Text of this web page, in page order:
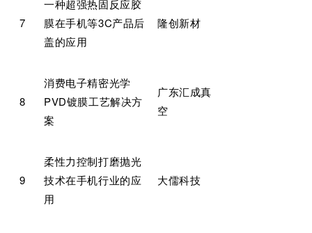
7
一种超强热固反应胶
膜在手机等3C产品后
盖的应用
隆创新材
8
消费电子精密光学
PVD镀膜工艺解决方
案
广东汇成真
空
9
柔性力控制打磨抛光
技术在手机行业的应
用
大儒科技